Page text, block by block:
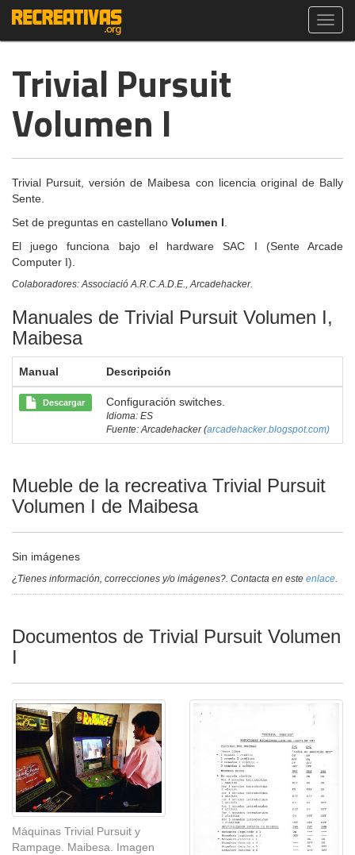
Trivial Pursuit
Volumen I
Trivial Pursuit, versión de Maibesa con licencia original de Bally
Sente.
Set de preguntas en castellano Volumen I
El juego funciona bajo el hardware SAC I (Sente Arcade
Computer I).
Colaboradores: Associació A.R.C.A.D.E., Arcadehacker.
Manuales de Trivial Pursuit Volumen I,
Maibesa
Manual Descripción
Descargar Configuración switches.
Idioma: ES
Fuente: Arcadehacker (arcadehacker.blogspot.com)
Mueble de la recreativa Trivial Pursuit
Volumen I de Maibesa
Sin imágenes
¿Tienes información, correcciones y/o imágenes?. Contacta en este enlace.
Documentos de Trivial Pursuit Volumen
I
Máquinas Trivial Pursuit y
Rampage. Maibesa. Imagen